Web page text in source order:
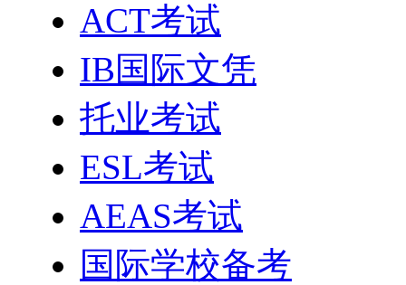
ACT考试
IB国际文凭
托业考试
ESL考试
AEAS考试
国际学校备考